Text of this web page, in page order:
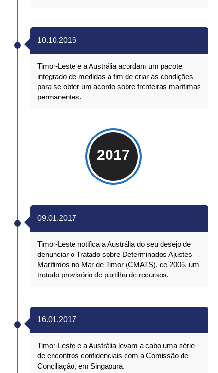
10.10.2016
Timor-Leste e a Austrália acordam um pacote
integrado de medidas a fim de criar as condições
para se obter um acordo sobre fronteiras marítimas
permanentes.
2017
09.01.2017
Timor-Leste notifica a Austrália do seu desejo de
denunciar o Tratado sobre Determinados Ajustes
Marítimos no Mar de Timor (CMATS), de 2006, um
tratado provisório de partilha de recursos.
16.01.2017
Timor-Leste e a Austrália levam a cabo uma série
de encontros confidenciais com a Comissão de
Conciliação, em Singapura.